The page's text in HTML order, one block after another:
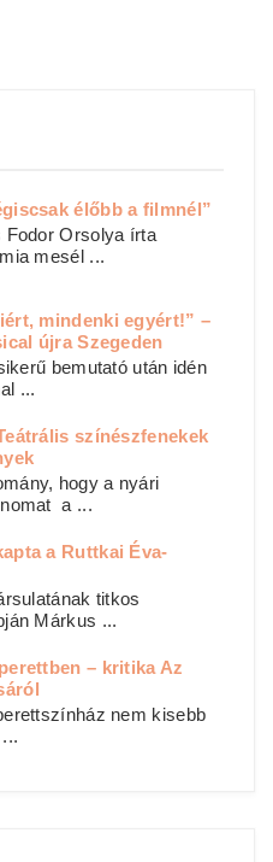
élőbb a filmnél”
Fodor Orsolya írta
mesél ...
mindenki egyért!” –
újra Szegeden
bemutató után idén
...
színészfenekek
hogy a nyári
a ...
a Ruttkai Éva-
titkos
Márkus ...
– kritika Az
nem kisebb